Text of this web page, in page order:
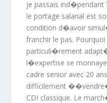
je passais
le portage salarial est
condition d�avoir
franchir le pas.
particuli�rement
l�expertise se
cadre senior avec 20
difficilement
CDI classique. Le